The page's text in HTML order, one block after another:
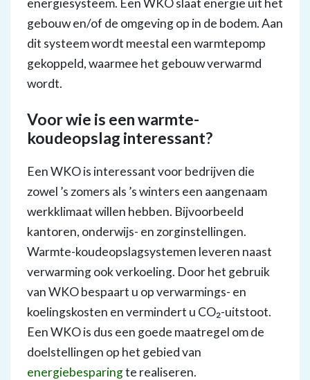
energiesysteem. Een WKO slaat energie uit het
gebouw en/of de omgeving op in de bodem. Aan
dit systeem wordt meestal een warmtepomp
gekoppeld, waarmee het gebouw verwarmd
wordt.
Voor wie is een warmte-
koudeopslag interessant?
Een WKO is interessant voor bedrijven die
zowel ’s zomers als ’s winters een aangenaam
werkklimaat willen hebben. Bijvoorbeeld
kantoren, onderwijs- en zorginstellingen.
Warmte-koudeopslagsystemen leveren naast
verwarming ook verkoeling. Door het gebruik
van WKO bespaart u op verwarmings- en
koelingskosten en vermindert u CO₂-uitstoot.
Een WKO is dus een goede maatregel om de
doelstellingen op het gebied van
energiebesparingte realiseren.